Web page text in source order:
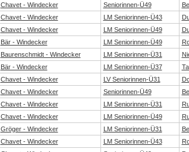
Chavet - Windecker Seniorinnen-Ü49
Chavet - Windecker LM Seniorinnen-Ü43
Chavet - Windecker LM Seniorinnen-Ü49
Bär - Windecker LM Seniorinnen-Ü49
Baurenschmidt - Windecker LM Seniorinnen-Ü31
Bär - Windecker LM Seniorinnen-Ü37
Chavet - Windecker LV Seniorinnen-Ü31
Chavet - Windecker Seniorinnen-Ü49
Chavet - Windecker LM Seniorinnen-Ü31
Chavet - Windecker LM Seniorinnen-Ü49
Gröger - Windecker LM Seniorinnen-Ü31
Chavet - Windecker LM Seniorinnen-Ü43